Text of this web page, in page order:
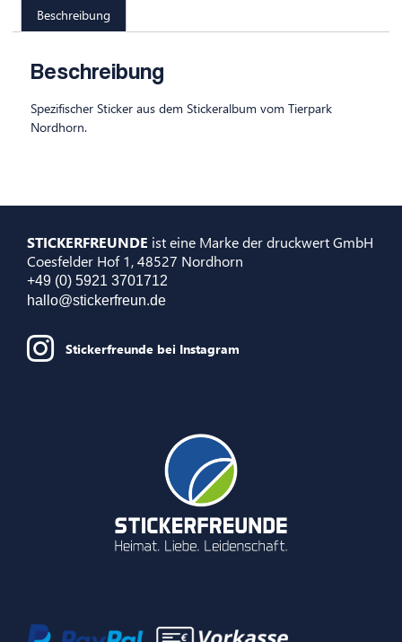
Beschreibung
Beschreibung
Spezifischer Sticker aus dem Stickeralbum vom Tierpark
Nordhorn.
STICKERFREUNDE ist eine Marke der druckwert GmbH
Coesfelder Hof 1, 48527 Nordhorn
+49 (0) 5921 3701712
hallo@stickerfreun.de
Stickerfreunde bei Instagram